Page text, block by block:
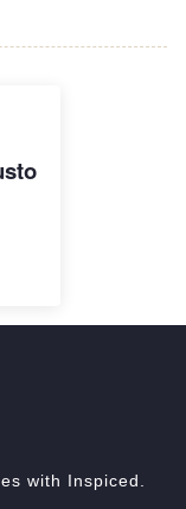
with Inspiced.